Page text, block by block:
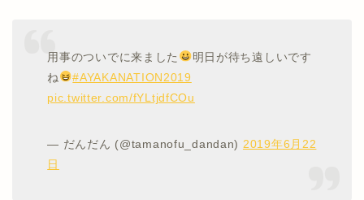
用事のついでに来ました
明日が待ち遠しいです
ね
#AYAKANATION2019
pic.twitter.com/fYLtjdfCOu
— だんだん (@tamanofu_dandan) 2019年6月22
日